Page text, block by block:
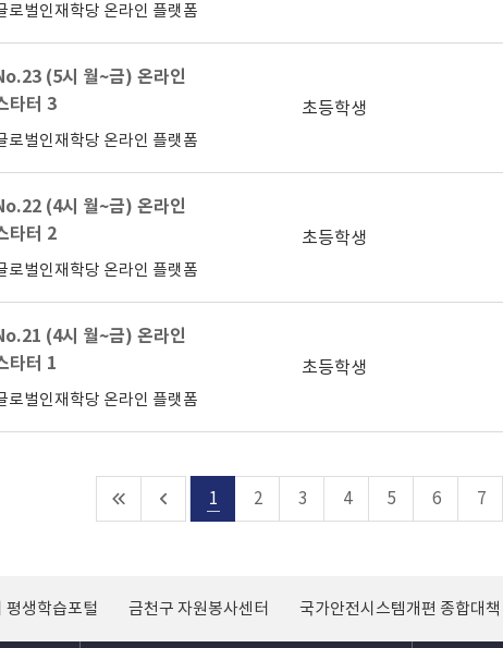
로벌인재학당 온라인 플랫폼
(5시 월~금) 온라인
타터 3
로벌인재학당 온라인 플랫폼
초등학생
(4시 월~금) 온라인
타터 2
로벌인재학당 온라인 플랫폼
초등학생
(4시 월~금) 온라인
타터 1
로벌인재학당 온라인 플랫폼
초등학생
1 2 3 4 5 6 7
평생학습포털 금천구 자원봉사센터 국가안전시스템개편 종합대책